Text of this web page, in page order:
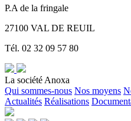
P.A de la fringale
27100 VAL DE REUIL
Tél. 02 32 09 57 80
La société Anoxa
Qui sommes-nous Nos moyens
Actualités Réalisations